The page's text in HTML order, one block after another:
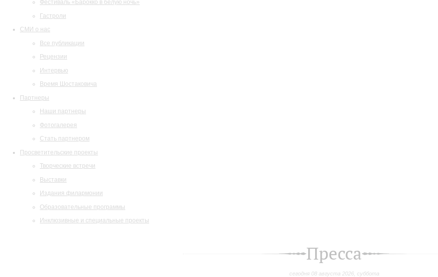
Фестиваль «Барокко в белую ночь»
Гастроли
СМИ о нас
Все публикации
Рецензии
Интервью
Время Шостаковича
Партнеры
Наши партнеры
Фотогалерея
Стать партнером
Просветительские проекты
Творческие встречи
Выставки
Издания филармонии
Образовательные программы
Инклюзивные и специальные проекты
Пресса
сегодня 08 августа 2026, суббота